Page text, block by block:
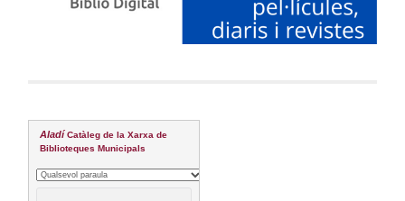
Aladí Catàleg de la Xarxa de
Biblioteques Municipals